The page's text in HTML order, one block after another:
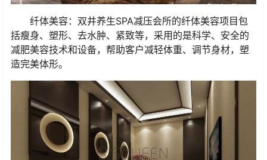
纤体美容：双井养生SPA减压会所的纤体美容项目包
括瘦身、塑形、去水肿、紧致等，采用的是科学、安全的
减肥美容技术和设备，帮助客户减轻体重、调节身材，塑
造完美体形。